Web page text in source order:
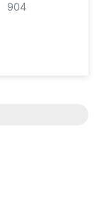
904